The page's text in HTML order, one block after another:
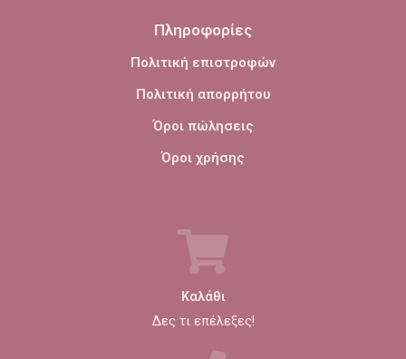
Πληροφορίες
Πολιτική επιστροφών
Πολιτική απορρήτου
Όροι πώλησεις
Όροι χρήσης
Καλάθι
Δες τι επέλεξες!